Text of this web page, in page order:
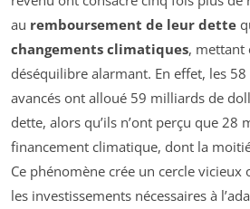
au remboursement de leur dette
changements climatiques, mettant
déséquilibre alarmant. En effet, les
avancés ont alloué 59 milliards de
dette, alors qu’ils n’ont perçu que 28
financement climatique, dont la
Ce phénomène crée un cercle vicieux
les investissements nécessaires à